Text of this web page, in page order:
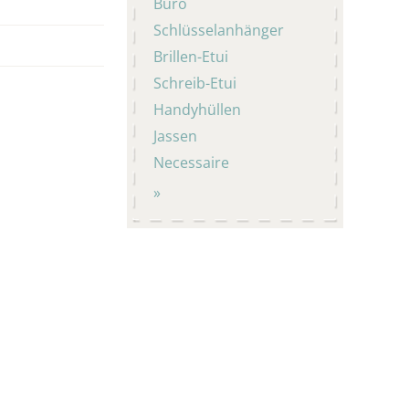
Schlüsselanhänger
Brillen-Etui
Schreib-Etui
Handyhüllen
Jassen
Necessaire